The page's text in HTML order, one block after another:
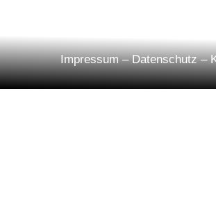
Impressum–Datenschutz–